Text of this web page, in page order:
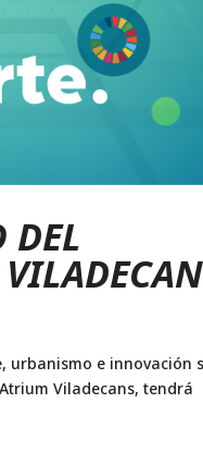
DEL
urbanismo e innovación
Viladecans, tendrá